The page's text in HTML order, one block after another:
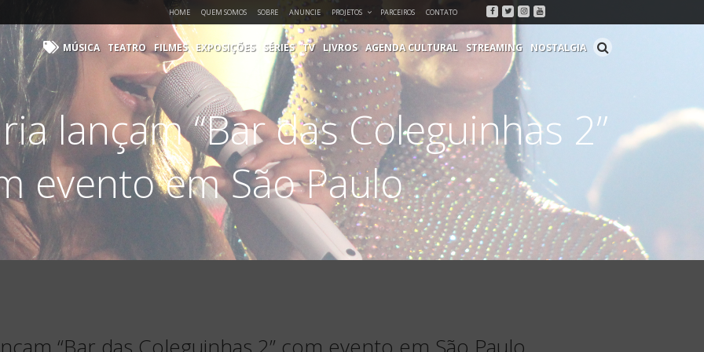
HOME QUEM SOMOS SOBRE ANUNCIE PROJETOS PARCEIROS CONTATO Facebook
Twitter
Instagram
Youtube
MÚSICA TEATRO FILMES EXPOSIÇÕES SÉRIES TV LIVROS AGENDA CULTURAL STREAMING NOSTALGIA
lançam “Bar das Coleguinhas 2”
evento em São Paulo
“Bar das Coleguinhas 2” com evento em São Paulo